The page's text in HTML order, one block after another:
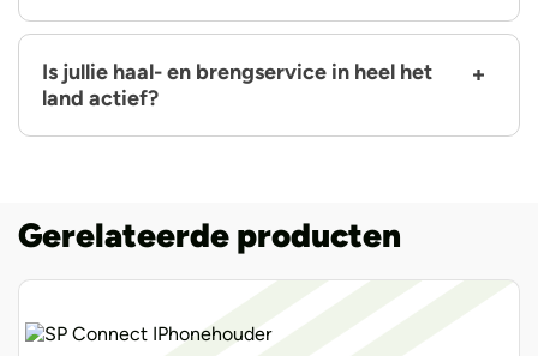
Is jullie haal- en brengservice in heel het
land actief?
Gerelateerde producten